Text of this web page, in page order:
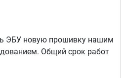
ЭБУ новую прошивку нашим
Общий срок работ